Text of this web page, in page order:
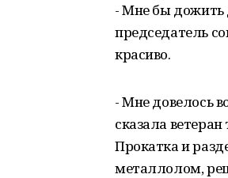
- Мне бы дожить
председатель
красиво.
- Мне довелось
сказала
Прокатка и
металлолом,